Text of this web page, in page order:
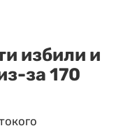
избили и
за 170